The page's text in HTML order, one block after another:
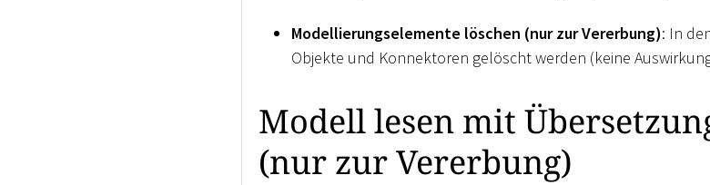
Modellierungselemente löschen (nur zur Vererbung): In
Objekte und Konnektoren gelöscht werden (keine
Modell lesen mit
(nur zur Vererbung)